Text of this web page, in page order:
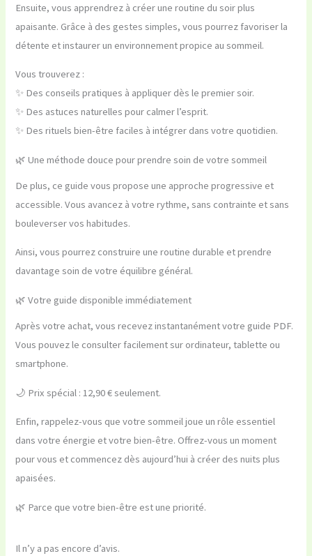
Ensuite, vous apprendrez à créer une routine du soir plus
apaisante. Grâce à des gestes simples, vous pourrez favoriser la
détente et instaurer un environnement propice au sommeil.
Vous trouverez :
✨ Des conseils pratiques à appliquer dès le premier soir.
✨ Des astuces naturelles pour calmer l’esprit.
✨ Des rituels bien-être faciles à intégrer dans votre quotidien.
🌿 Une méthode douce pour prendre soin de votre sommeil
De plus, ce guide vous propose une approche progressive et
accessible. Vous avancez à votre rythme, sans contrainte et sans
bouleverser vos habitudes.
Ainsi, vous pourrez construire une routine durable et prendre
davantage soin de votre équilibre général.
🌿 Votre guide disponible immédiatement
Après votre achat, vous recevez instantanément votre guide PDF.
Vous pouvez le consulter facilement sur ordinateur, tablette ou
smartphone.
🌙 Prix spécial : 12,90 € seulement.
Enfin, rappelez-vous que votre sommeil joue un rôle essentiel
dans votre énergie et votre bien-être. Offrez-vous un moment
pour vous et commencez dès aujourd’hui à créer des nuits plus
apaisées.
🌿 Parce que votre bien-être est une priorité.
Il n’y a pas encore d’avis.